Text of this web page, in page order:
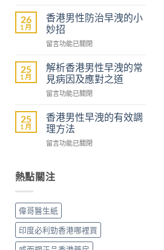
藥
商
城
–
業
壯
產
購
物
平
港
男
性
預
早
洩
的
全
指
南〉
26
1 月
香港男性防治早洩的小
妙招
在
港
男
性
防
早
洩
小
中
留言功能已關閉
25
1 月
解析香港男性早洩的常
見病因及應對之道
在
析
香
港
男
洩
見
病
因
及
應
留言功能已關閉
25
1 月
香港男性早洩的有效調
理方法
在
男
性
洩
的
有
效
調
留言功能已關閉
熱點關注
偉哥醫生紙
印度必利勁香港哪裡買